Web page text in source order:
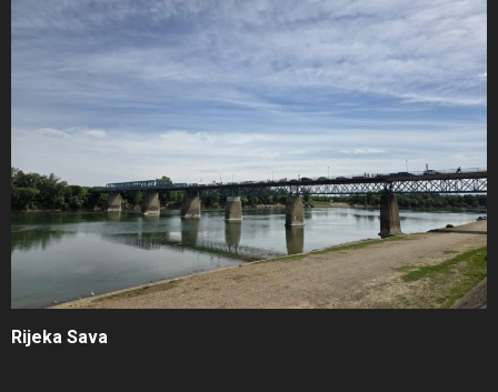
Rijeka Sava